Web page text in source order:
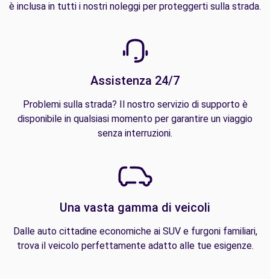
è inclusa in tutti i nostri noleggi per proteggerti sulla strada.
Assistenza 24/7
Problemi sulla strada? Il nostro servizio di supporto è
disponibile in qualsiasi momento per garantire un viaggio
senza interruzioni.
Una vasta gamma di veicoli
Dalle auto cittadine economiche ai SUV e furgoni familiari,
trova il veicolo perfettamente adatto alle tue esigenze.